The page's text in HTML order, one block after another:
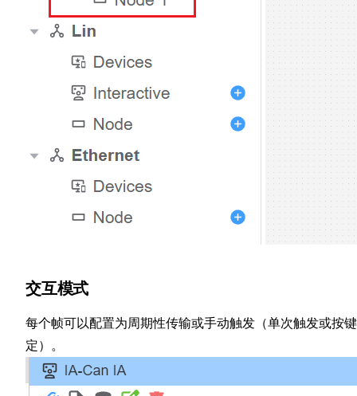
交互模式
每个帧可以配置为周期性传输或手动触发（单次触发或按
定）。